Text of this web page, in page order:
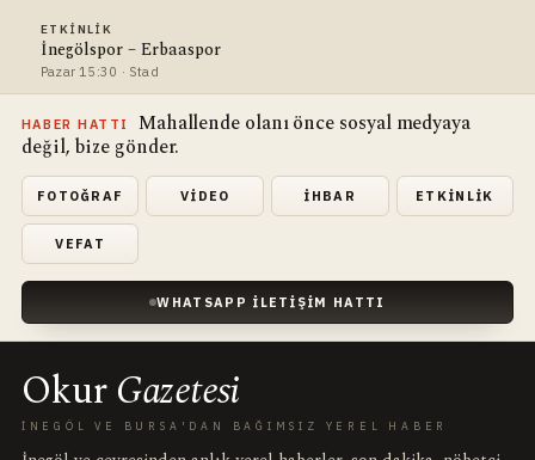
ETKINLIK
İnegölspor – Erbaaspor
Pazar 15:30 · Stad
HABER HATTI
Mahallende olanı önce sosyal medyaya
değil, bize gönder.
FOTOĞRAF VIDEO İHBAR ETKINLIK
VEFAT
WHATSAPP İLETIŞIM HATTI
OkurGazetesi
İNEGÖL VE BURSA'DAN BAĞIMSIZ YEREL HABER